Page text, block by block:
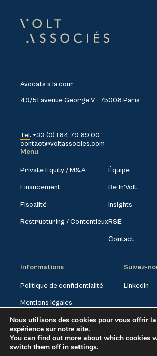
Avocats à la cour
49/51 avenue George V - 75008 Paris
Tel. +33 (0) 1 84 79 89 00
contact@voltassocies.com
Menu
Private Equity / M&A
Financement
Fiscalité
Restructuring / Contentieux
Équipe
Be In’Volt
Insights
RSE
Contact
Informations
Politique de confidentialité
Mentions légales
Paramètres des cookies
Suivez-
Linkedin
Nous utilisons des cookies pour vous offrir
expérience sur notre site.
You can find out more about which cookies
switch them off in settings.